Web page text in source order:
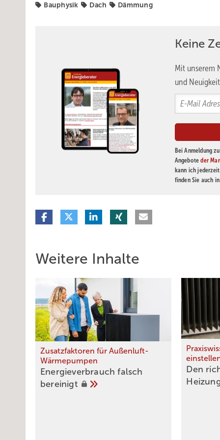
Bauphysik Dach Dämmung
Keine
Mit unserem
und
Bei Anmeldung
Angeboteder
kann ich
finden Sie auch
Weitere Inhalte
Zusatzfaktoren für Außenluft-
Wärmepumpen
Energieverbrauch falsch
bereinigt
Den